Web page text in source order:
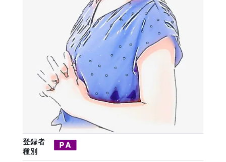
登録者
種別